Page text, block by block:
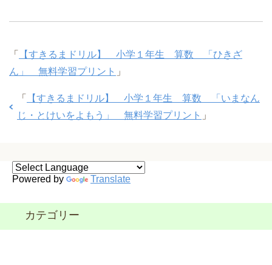
「
【すきるまドリル】 小学１年生 算数 「ひきざ
ん」 無料学習プリント 」
「
【すきるまドリル】 小学１年生 算数 「いまなん
じ・とけいをよもう」 無料学習プリント 」
Powered by Translate
カテゴリー